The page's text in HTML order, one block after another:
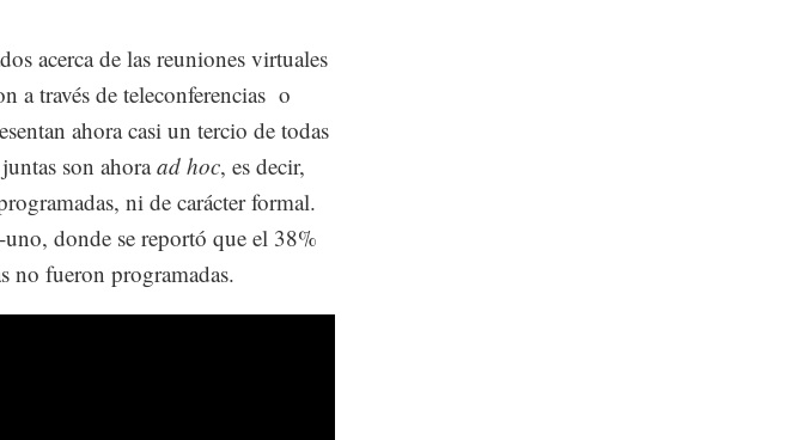
acerca de las reuniones virtuales
a través de teleconferencias o
ahora casi un tercio de todas
son ahoraad hoc, es decir,
ni de carácter formal.
donde se reportó que el 38%
no fueron programadas.